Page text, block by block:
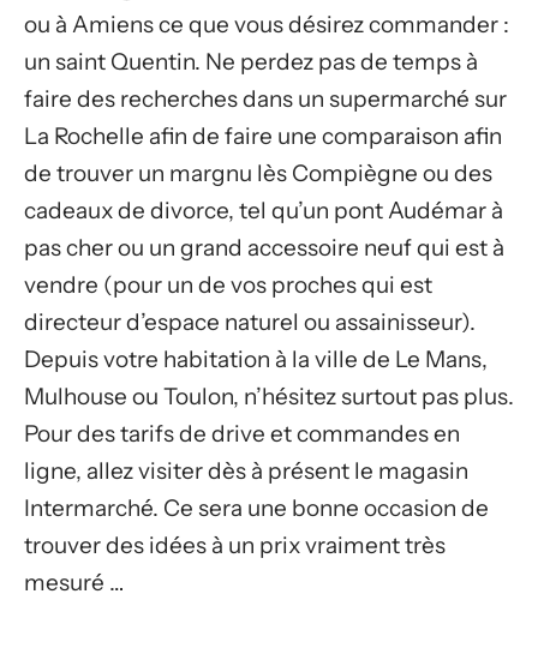
ou à Amiens ce que vous désirez commander :
un saint Quentin. Ne perdez pas de temps à
faire des recherches dans un supermarché sur
La Rochelle afin de faire une comparaison afin
de trouver un margnu lès Compiègne ou des
cadeaux de divorce, tel qu’un pont Audémar à
pas cher ou un grand accessoire neuf qui est à
vendre (pour un de vos proches qui est
directeur d’espace naturel ou assainisseur).
Depuis votre habitation à la ville de Le Mans,
Mulhouse ou Toulon, n’hésitez surtout pas plus.
Pour des tarifs de drive et commandes en
ligne, allez visiter dès à présent le magasin
Intermarché. Ce sera une bonne occasion de
trouver des idées à un prix vraiment très
mesuré …